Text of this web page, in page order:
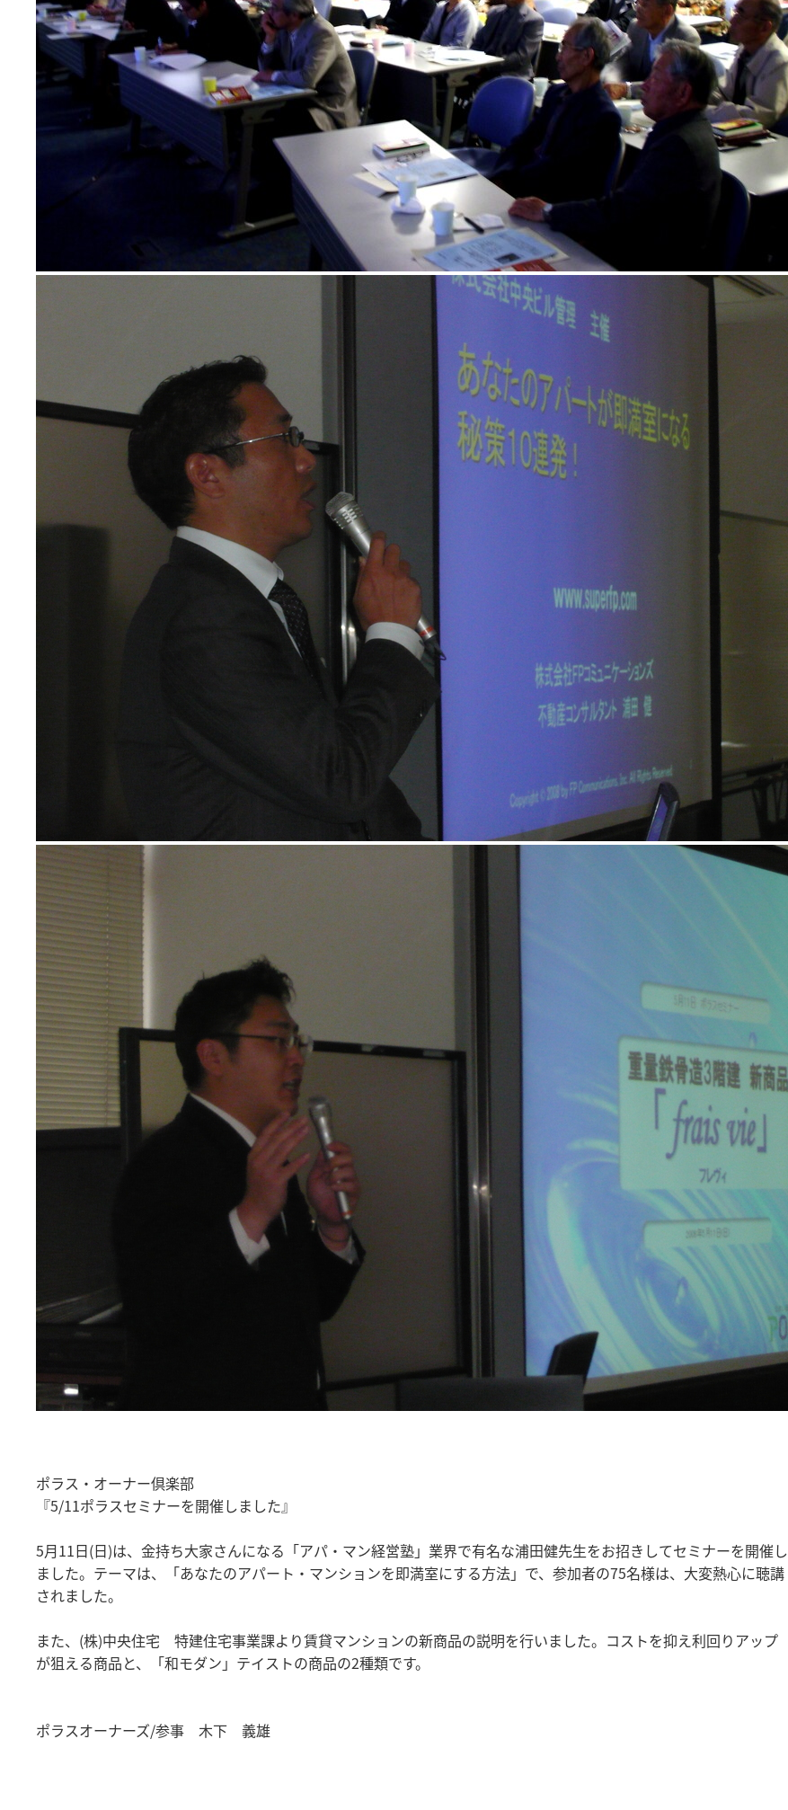
ポラス・オーナー倶楽部
『5/11ポラスセミナーを開催しました』
5月11日(日)は、金持ち大家さんになる「アパ・マン経営塾」業界で有名な浦田健先生をお招きしてセミナーを開催し
ました。テーマは、「あなたのアパート・マンションを即満室にする方法」で、参加者の75名様は、大変熱心に聴講
されました。
また、(株)中央住宅 特建住宅事業課より賃貸マンションの新商品の説明を行いました。コストを抑え利回りアップ
が狙える商品と、「和モダン」テイストの商品の2種類です。
ポラスオーナーズ/参事 木下 義雄